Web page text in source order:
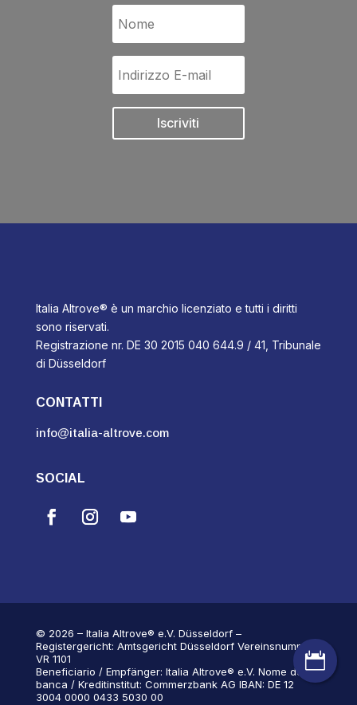

Iscriviti
Italia Altrove® è un marchio licenziato e tutti i diritti
sono riservati.
Registrazione nr. DE 30 2015 040 644.9 / 41, Tribunale
di Düsseldorf
CONTATTI
info@italia-altrove.com
SOCIAL
© 2026 – Italia Altrove® e.V. Düsseldorf –
Registergericht: Amtsgericht Düsseldorf Vereinsnummer:
VR 1101
Beneficiario / Empfänger: Italia Altrove® e.V. Nome della
banca / Kreditinstitut: Commerzbank AG IBAN: DE 12
3004 0000 0433 5030 00